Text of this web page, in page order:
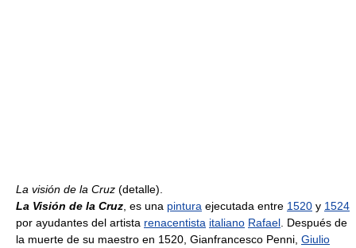
La visión de la Cruz (detalle).
La Visión de la Cruz , es una pintura ejecutada entre 1520 y 1524
por ayudantes del artista renacentista italiano Rafael . Después de
la muerte de su maestro en 1520, Gianfrancesco Penni, Giulio